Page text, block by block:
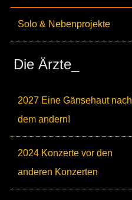
Solo & Nebenprojekte
Die Ärzte_
2027 Eine Gänsehaut nach
dem andern!
2024 Konzerte vor den
anderen Konzerten